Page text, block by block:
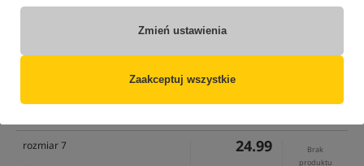
Zmień ustawienia
Zaakceptuj wszystkie
(część opcji mogła zostać ukryta przez wybrany sposób filtrowania)
rozmiar 7 24.99
Brak
produktu